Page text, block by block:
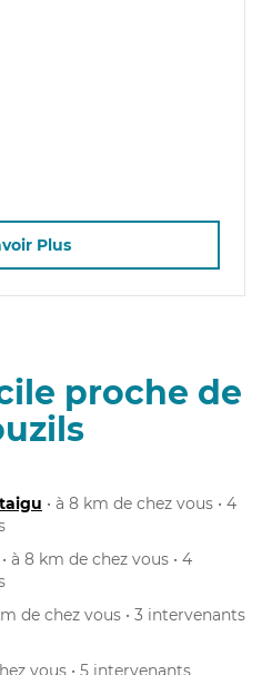
Plus
proche de
• à 8 km de chez vous • 4
• à 8 km de chez vous • 4
de chez vous • 3 intervenants
vous • 5 intervenants